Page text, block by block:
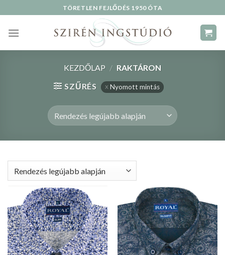
to
content
TÖRETLEN FEJLŐDÉS 1950 ÓTA
KEZDŐLAP / RAKTÁRON
SZŰRÉS
Nyomott mintás